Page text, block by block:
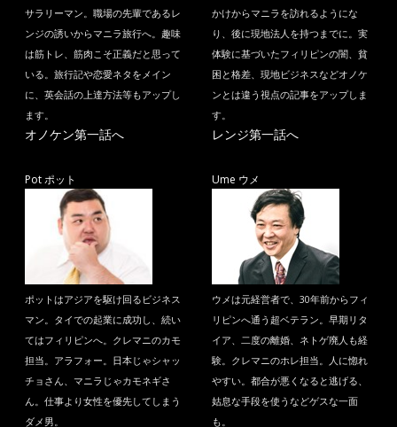
サラリーマン。職場の先輩であるレ
ンジの誘いからマニラ旅行へ。趣味
は筋トレ、筋肉こそ正義だと思って
いる。旅行記や恋愛ネタをメイン
に、英会話の上達方法等もアップし
ます。
オノケン第一話へ
かけからマニラを訪れるようにな
り、後に現地法人を持つまでに。実
体験に基づいたフィリピンの闇、貧
困と格差、現地ビジネスなどオノケ
ンとは違う視点の記事をアップしま
す。
レンジ第一話へ
Pot ポット
ポットはアジアを駆け回るビジネス
マン。タイでの起業に成功し、続い
てはフィリピンへ。クレマニのカモ
担当。アラフォー。日本じゃシャッ
チョさん、マニラじゃカモネギさ
ん。仕事より女性を優先してしまう
ダメ男。
Ume ウメ
ウメは元経営者で、30年前からフィ
リピンへ通う超ベテラン。早期リタ
イア、二度の離婚、ネトゲ廃人も経
験。クレマニのホレ担当。人に惚れ
やすい。都合が悪くなると逃げる、
姑息な手段を使うなどゲスな一面
も。